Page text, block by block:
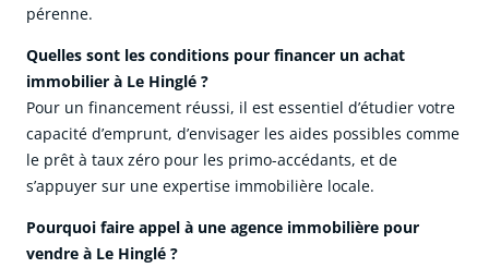
pérenne.
Quelles sont les conditions pour financer un achat
immobilier à Le Hinglé ?
Pour un financement réussi, il est essentiel d’étudier votre
capacité d’emprunt, d’envisager les aides possibles comme
le prêt à taux zéro pour les primo-accédants, et de
s’appuyer sur une expertise immobilière locale.
Pourquoi faire appel à une agence immobilière pour
vendre à Le Hinglé ?